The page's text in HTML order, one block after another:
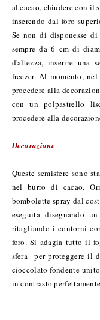
al cacao, chiudere con il
inserendo dal foro
Se non di disponesse
sempre da 6 cm di
d'altezza, inserire una
freezer. Al momento,
procedere alla
con un polpastrello
procedere alla
Decorazione
Queste semisfere sono
nel burro di cacao.
bombolette spray dal
eseguita disegnando
ritagliando i contorni
foro. Si adagia tutto il
sfera per proteggere il
cioccolato fondente
in contrasto